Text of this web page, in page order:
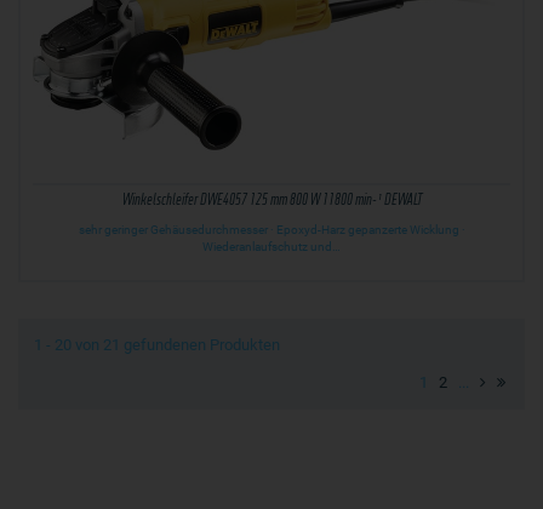
Winkelschleifer DWE4057 125 mm 800 W 11800 min-¹ DEWALT
sehr geringer Gehäusedurchmesser · Epoxyd-Harz gepanzerte Wicklung ·
Wiederanlaufschutz und…
1 - 20 von 21 gefundenen Produkten
1 2